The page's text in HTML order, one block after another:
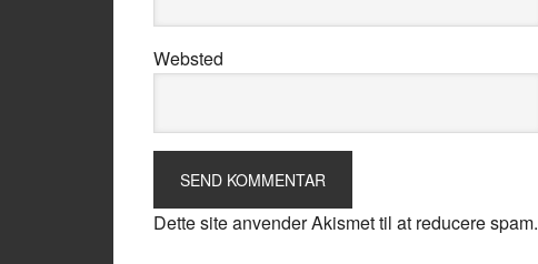
Websted
Dette site anvender Akismet til at reducere spam.